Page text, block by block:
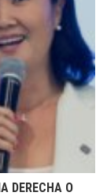
DERECHA O